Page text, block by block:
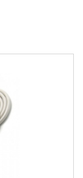
средствам
Philips EPIQ и